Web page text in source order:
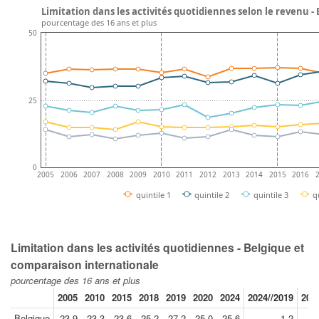
2005 2006 2007 2008 2009 2010 2011 2012 2013 2014 2015 2016
0
25
50
quintile 1 quintile 2 quintile 3
Limitation dans les activités quotidiennes selon le revenu -
pourcentage des 16 ans et plus
Limitation dans les activités quotidiennes - Belgique et
comparaison internationale
pourcentage des 16 ans et plus
2005 2010 2015 2018 2019 2020 2024 2024//2019